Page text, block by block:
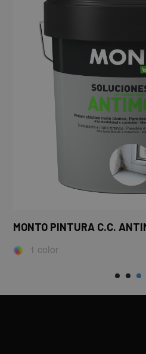
MONTO PINTURA C.C.
1 color